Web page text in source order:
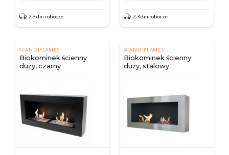
2-3 dni robocze 2-3 dni robocze
SCANDIFLAMES
Biokominek ścienny
duży, czarny
SCANDIFLAMES
Biokominek ścienny
duży, stalowy